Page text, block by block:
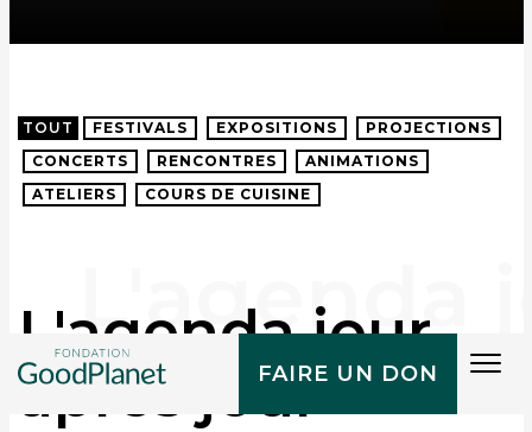
FAIRE UN DON
TOUT FESTIVALS EXPOSITIONS
PROJECTIONS
CONCERTS
RENCONTRES
ANIMATIONS
ATELIERS
COURS DE CUISINE
L'agenda jour
après jour